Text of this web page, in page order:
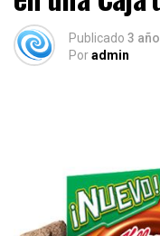
Publicado 3
Poradmin